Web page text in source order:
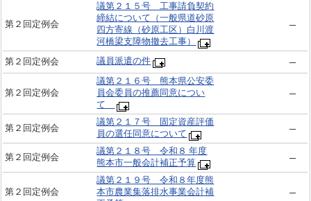
第２回定例会
議第２１５号 工事請負契約
締結について（一般県道砂原
四方寄線（砂原工区）白川渡
河橋梁支障物撤去工事）
第２回定例会
議員派遣の件
第２回定例会
議第２１６号 熊本県公安委
員会委員の推薦同意につい
て
第２回定例会
議第２１７号 固定資産評価
員の選任同意について
第２回定例会
議第２１８号 令和８ 年度
熊本市一般会計補正予算
第２回定例会
議第２１９号 令和８年度熊
本市農業集落排水事業会計補